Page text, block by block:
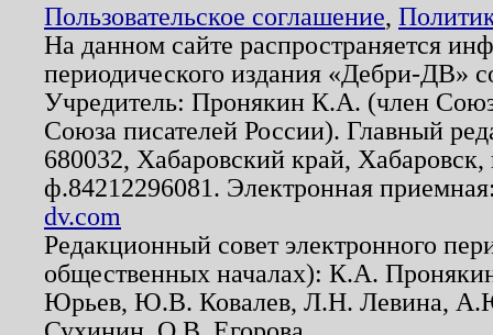
Пользовательское соглашение,
На данном сайте распространяется
периодического издания «Дебри-ДВ»
Учредитель: Пронякин К.А. (член
Союза писателей России). Главный
680032, Хабаровский край,
ф.84212296081. Электронная
dv.com
Редакционный совет электронного
общественных началах): К.А.
Юрьев, Ю.В. Ковалев, Л.Н. Левина,